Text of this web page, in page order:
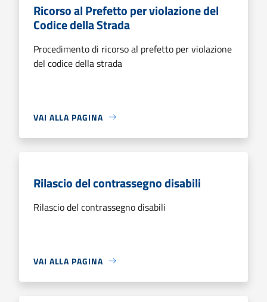
Ricorso al Prefetto per violazione del
Codice della Strada
Procedimento di ricorso al prefetto per violazione
del codice della strada
VAI ALLA PAGINA
Rilascio del contrassegno disabili
Rilascio del contrassegno disabili
VAI ALLA PAGINA